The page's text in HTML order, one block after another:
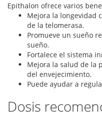
Epithalon ofrece varios
Mejora la longevidad
de la telomerasa.
Promueve un sueño
sueño.
Fortalece el sistema
Mejora la salud de la
del envejecimiento.
Puede ayudar a
Dosis